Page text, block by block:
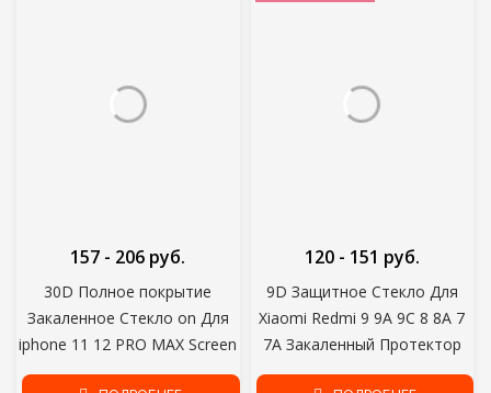
30D Полное покрытие
Закаленное Стекло on Для
iphone 11 12 PRO MAX Screen
Protector Защитное стекло
157 - 206 руб.
9D Защитное Стекло Для
Xiaomi Redmi 9 9A 9C 8 8A 7
7A Закаленный Протектор
Экрана Redmi Note 7 8 8T 9S
120 - 151 руб.